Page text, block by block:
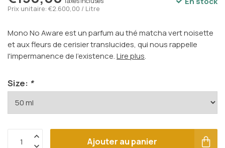
Prix unitaire: €2.600,00 / Litre
Mono No Aware est un parfum au thé matcha vert noisette
et aux fleurs de cerisier translucides, qui nous rappelle
l'impermanence de l'existence.Lire plus.
Size: *
Ajouter au panier